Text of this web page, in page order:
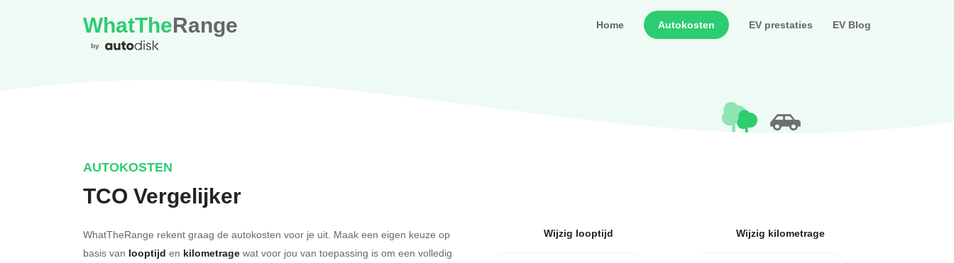
WhatTheRange
by
Home Autokosten EV prestaties EV Blog
AUTOKOSTEN
TCO Vergelijker
WhatTheRange rekent graag de autokosten voor je uit. Maak een eigen keuze op
basis van looptijd en kilometrage wat voor jou van toepassing is om een volledig
Wijzig looptijd Wijzig kilometrage